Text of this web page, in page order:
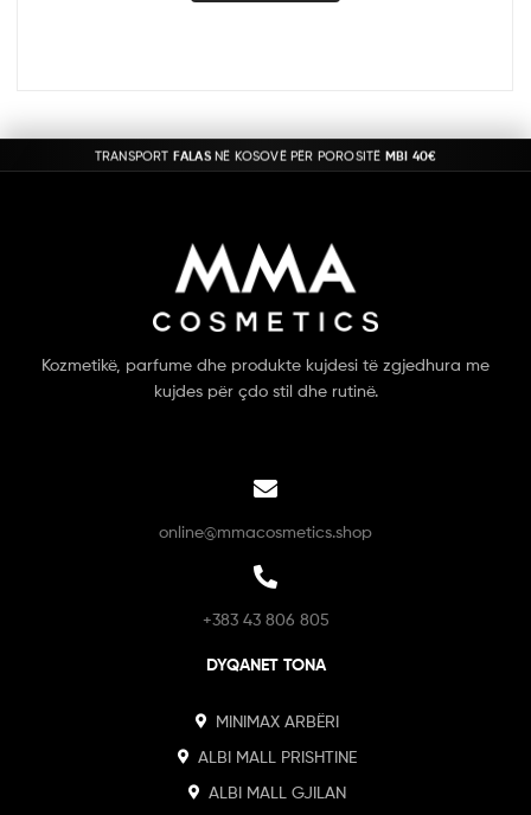
Kozmetikë, parfume dhe produkte kujdesi të zgjedhura me
kujdes për çdo stil dhe rutinë.
online@mmacosmetics.shop
+383 43 806 805
DYQANET TONA
MINIMAX ARBËRI
ALBI MALL PRISHTINE
ALBI MALL GJILAN
TRANSPORT FALASNË KOSOVË PËR POROSITË MBI 40€